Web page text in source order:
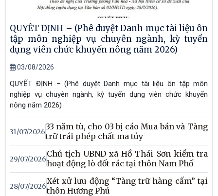
QUYẾT ĐỊNH – (Phê duyệt Danh mục tài liệu ôn
tập môn nghiệp vụ chuyên ngành, kỳ tuyển
dụng viên chức khuyến nông năm 2026)
03/08/2026
QUYẾT ĐỊNH – (Phê duyệt Danh mục tài liệu ôn tập môn
nghiệp vụ chuyên ngành, kỳ tuyển dụng viên chức khuyến
nông năm 2026)
31/07/2026
33 năm tù, cho 03 bị cáo Mua bán và Tàng
trữ trái phép chất ma túy
29/07/2026
Chủ tịch UBND xã Hồ Thái Sơn kiểm tra
hoạt động lò đốt rác tại thôn Nam Phố
28/07/2026
Xét xử lưu động “Tàng trữ hàng cấm” tại
thôn Hương Phú